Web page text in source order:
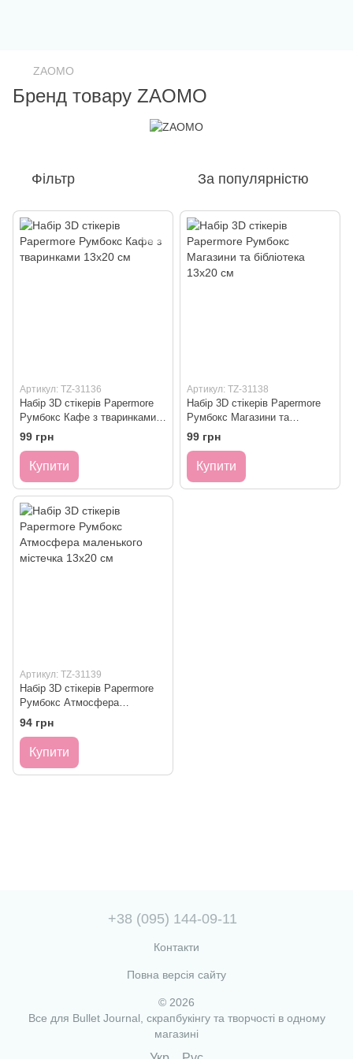
ZAOMO
Бренд товару ZAOMO
Фільтр За популярністю
Артикул: TZ-31136
Набір 3D стікерів Papermore
Румбокс Кафе з тваринками
13х20 см
99 грн
Купити
Артикул: TZ-31138
Набір 3D стікерів Papermore
Румбокс Магазини та
бібліотека 13х20 см
99 грн
Купити
Артикул: TZ-31139
Набір 3D стікерів Papermore
Румбокс Атмосфера
маленького містечка 13х20 см
94 грн
Купити
+38 (095) 144-09-11
Контакти
Повна версія сайту
© 2026
Все для Bullet Journal, скрапбукінгу та творчості в одному
магазині